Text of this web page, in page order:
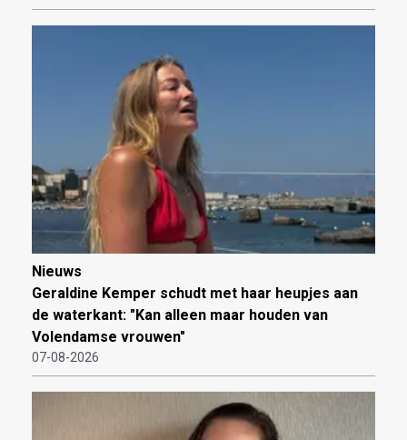
Nieuws
Geraldine Kemper schudt met haar heupjes aan
de waterkant: "Kan alleen maar houden van
Volendamse vrouwen"
07-08-2026